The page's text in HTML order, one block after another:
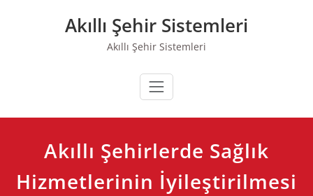
Akıllı Şehir Sistemleri
Akıllı Şehir Sistemleri
Akıllı Şehirlerde Sağlık
Hizmetlerinin İyileştirilmesi